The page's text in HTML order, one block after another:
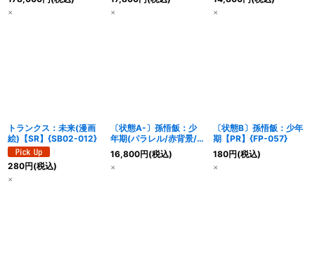
× × ×
トランクス：未来(漫画
絵)【SR】{SB02-012}
280円(税込)
×
〔状態A-〕孫悟飯：少
年期(パラレル/赤背景/
漫画絵)【R☆】{SB02-
006}
16,800円(税込)
×
〔状態B〕孫悟飯：少年
期【PR】{FP-057}
180円(税込)
×